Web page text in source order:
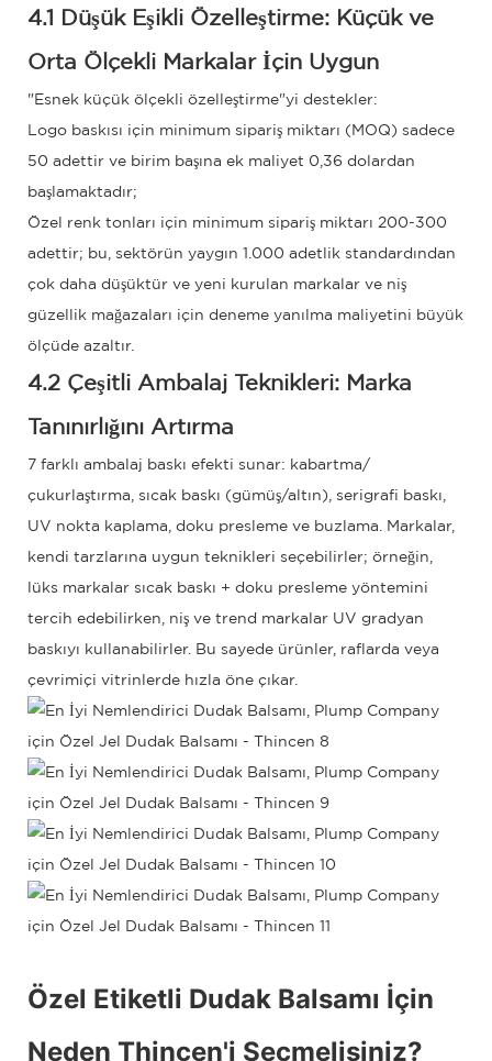
4.1 Düşük Eşikli Özelleştirme: Küçük ve
Orta Ölçekli Markalar İçin Uygun
"Esnek küçük ölçekli özelleştirme"yi destekler:
Logo baskısı için minimum sipariş miktarı (MOQ) sadece
50 adettir ve birim başına ek maliyet 0,36 dolardan
başlamaktadır;
Özel renk tonları için minimum sipariş miktarı 200-300
adettir; bu, sektörün yaygın 1.000 adetlik standardından
çok daha düşüktür ve yeni kurulan markalar ve niş
güzellik mağazaları için deneme yanılma maliyetini büyük
ölçüde azaltır.
4.2 Çeşitli Ambalaj Teknikleri: Marka
Tanınırlığını Artırma
7 farklı ambalaj baskı efekti sunar: kabartma/
çukurlaştırma, sıcak baskı (gümüş/altın), serigrafi baskı,
UV nokta kaplama, doku presleme ve buzlama. Markalar,
kendi tarzlarına uygun teknikleri seçebilirler; örneğin,
lüks markalar sıcak baskı + doku presleme yöntemini
tercih edebilirken, niş ve trend markalar UV gradyan
baskıyı kullanabilirler. Bu sayede ürünler, raflarda veya
çevrimiçi vitrinlerde hızla öne çıkar.
Özel Etiketli Dudak Balsamı İçin
Neden Thincen'i Seçmelisiniz?